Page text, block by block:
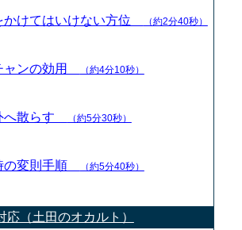
かけてはいけない方位 （約2分40秒）
ャンの効用 （約4分10秒）
へ散らす （約5分30秒）
の変則手順 （約5分40秒）
応（土田のオカルト）